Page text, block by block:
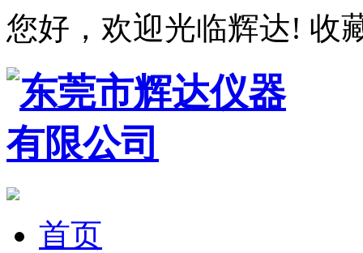
您好，欢迎光临辉达! 收
首页